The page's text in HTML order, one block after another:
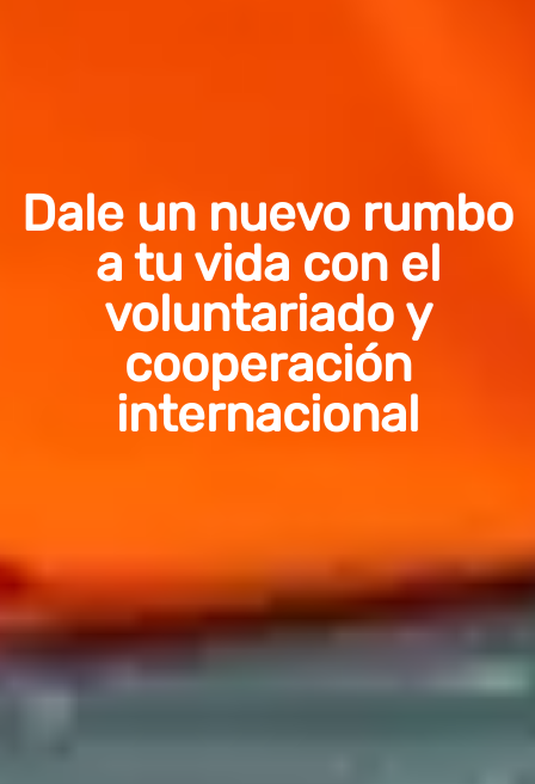
Dale un nuevo rumbo
a tu vida con el
voluntariado y
cooperación
internacional